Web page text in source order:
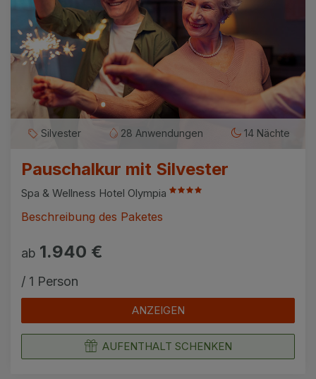
Silvester 28 Anwendungen 14 Nächte
Pauschalkur mit Silvester
Spa & Wellness Hotel Olympia
Beschreibung des Paketes
ab 1.940 €
/ 1 Person
ANZEIGEN
AUFENTHALT SCHENKEN